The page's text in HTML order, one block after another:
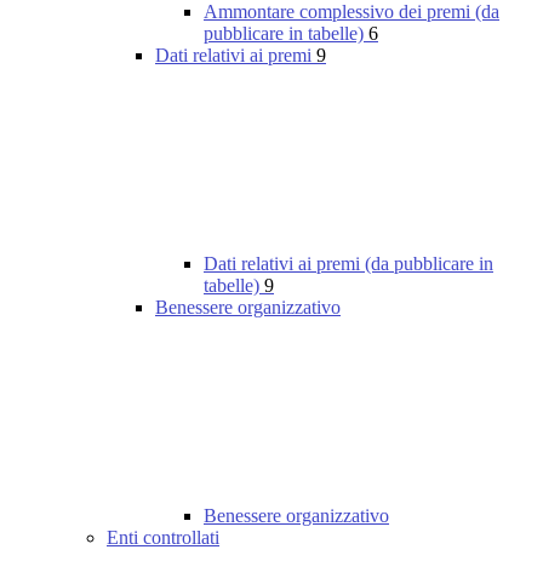
Ammontare complessivo dei premi (da
pubblicare in tabelle) 6
Dati relativi ai premi 9
Dati relativi ai premi (da pubblicare in
tabelle) 9
Benessere organizzativo
Benessere organizzativo
Enti controllati